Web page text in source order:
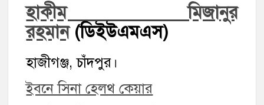
হাকীম মিজানুর
রহমান(ডিইউএমএস)
হাজীগঞ্জ, চাঁদপুর।
ইবনে সিনা হেলথ কেয়ার